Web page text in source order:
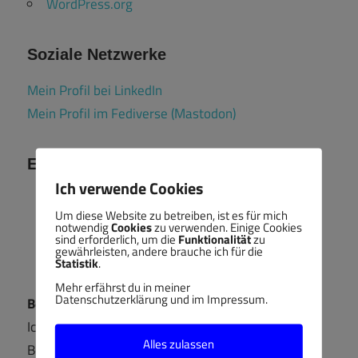
WordPress.org
Soziale Netzwerke
Mein Profil bei LinkedIn
Mein Profil im Fediverse (Mastodon)
Ehrenamt
Berufsbildungsausschuss
Ich bin ehrenamtliches Mitglied im
Berufsbildungsausschuss der IHK Aachen und im
Ich verwende Cookies
Um diese Website zu betreiben, ist es für mich
notwendigCookieszu verwenden. Einige Cookies
sind erforderlich, um dieFunktionalitätzu
gewährleisten, andere brauche ich für die
Statistik.
Mehr erfährst du in meiner
Datenschutzerklärung und im Impressum.
Alles zulassen